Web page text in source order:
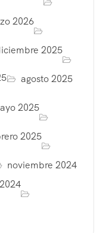
2026
2025
agosto 2025
2025
2025
noviembre 2024